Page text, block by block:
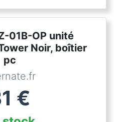
01B-OP unité
Noir, boîtier
pc
€